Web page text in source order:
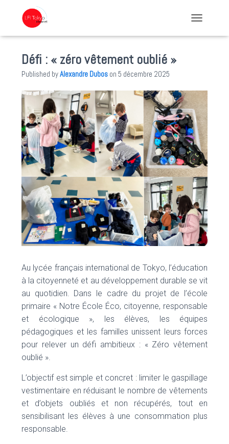
Défi : « zéro vêtement oublié »
Published byAlexandre Dubos on 5 décembre 2025
Au lycée français international de Tokyo, l’éducation
à la citoyenneté et au développement durable se vit
au quotidien. Dans le cadre du projet de l’école
primaire « Notre École Éco, citoyenne, responsable
et écologique », les élèves, les équipes
pédagogiques et les familles unissent leurs forces
pour relever un défi ambitieux : « Zéro vêtement
oublié ».
L’objectif est simple et concret : limiter le gaspillage
vestimentaire en réduisant le nombre de vêtements
et d’objets oubliés et non récupérés, tout en
sensibilisant les élèves à une consommation plus
responsable.